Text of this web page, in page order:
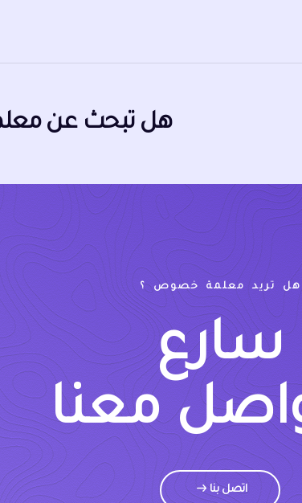
هل تريد معلمة خصوص ؟
سارع
معنا
اتصل بنا